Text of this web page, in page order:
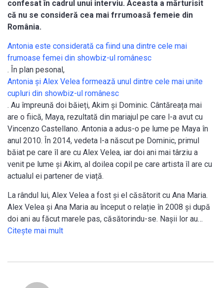
confesat în cadrul unui interviu. Aceasta a mărturisit
că nu se consideră cea mai frrumoasă femeie din
România.
Antonia este considerată ca fiind una dintre cele mai
frumoase femei din showbiz-ul românesc
. În plan pesonal,
Antonia și Alex Velea formează unul dintre cele mai unite
cupluri din showbiz-ul românesc
. Au împreună doi băieți, Akim și Dominic. Cântăreața mai
are o fiică, Maya, rezultată din mariajul pe care l-a avut cu
Vincenzo Castellano. Antonia a adus-o pe lume pe Maya în
anul 2010. În 2014, vedeta l-a născut pe Dominic, primul
băiat pe care îl are cu Alex Velea, iar doi ani mai târziu a
venit pe lume și Akim, al doilea copil pe care artista îl are cu
actualul ei partener de viață.
La rândul lui, Alex Velea a fost și el căsătorit cu Ana Maria.
Alex Velea și Ana Maria au început o relație în 2008 și după
doi ani au făcut marele pas, căsătorindu-se. Nașii lor au…
Citeşte mai mult